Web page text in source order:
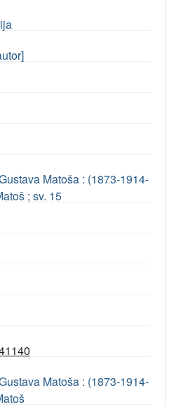
Matoša : (1873-1914-
; sv. 15
Matoša : (1873-1914-